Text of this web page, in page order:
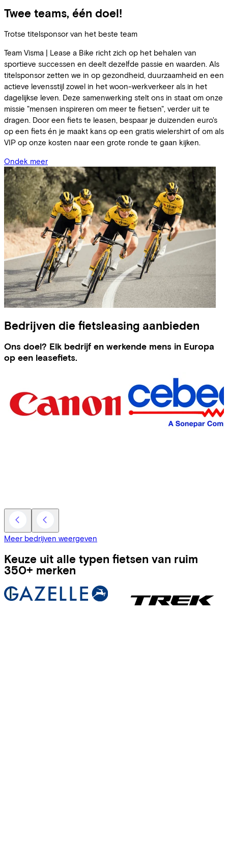
Twee teams, één doel!
Trotse titelsponsor van het beste team
Team Visma | Lease a Bike richt zich op het behalen van
sportieve successen en deelt dezelfde passie en waarden. Als
titelsponsor zetten we in op gezondheid, duurzaamheid en een
actieve levensstijl zowel in het woon-werkverkeer als in het
dagelijkse leven. Deze samenwerking stelt ons in staat om onze
missie "mensen inspireren om meer te fietsen", verder uit te
dragen. Door een fiets te leasen, bespaar je duizenden euro's
op een fiets én je maakt kans op een gratis wielershirt of om als
VIP op onze kosten naar een grote ronde te gaan kijken.
Ondek meer
Bedrijven die fietsleasing aanbieden
Ons doel? Elk bedrijf en werkende mens in Europa
op een leasefiets.
Meer bedrijven weergeven
Keuze uit alle typen fietsen van ruim
350+ merken